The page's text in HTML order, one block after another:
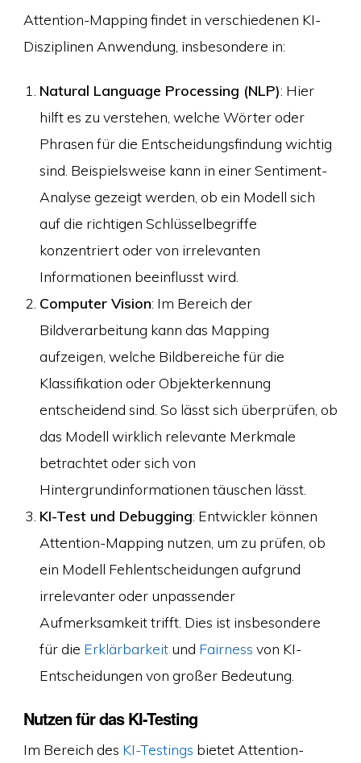
Attention-Mapping findet in verschiedenen KI-
Disziplinen Anwendung, insbesondere in:
Natural Language Processing (NLP): Hier
hilft es zu verstehen, welche Wörter oder
Phrasen für die Entscheidungsfindung wichtig
sind. Beispielsweise kann in einer Sentiment-
Analyse gezeigt werden, ob ein Modell sich
auf die richtigen Schlüsselbegriffe
konzentriert oder von irrelevanten
Informationen beeinflusst wird.
Computer Vision: Im Bereich der
Bildverarbeitung kann das Mapping
aufzeigen, welche Bildbereiche für die
Klassifikation oder Objekterkennung
entscheidend sind. So lässt sich überprüfen, ob
das Modell wirklich relevante Merkmale
betrachtet oder sich von
Hintergrundinformationen täuschen lässt.
KI-Test und Debugging: Entwickler können
Attention-Mapping nutzen, um zu prüfen, ob
ein Modell Fehlentscheidungen aufgrund
irrelevanter oder unpassender
Aufmerksamkeit trifft. Dies ist insbesondere
für die Erklärbarkeitund Fairness von KI-
Entscheidungen von großer Bedeutung.
Nutzen für das KI-Testing
Im Bereich des KI-Testings bietet Attention-